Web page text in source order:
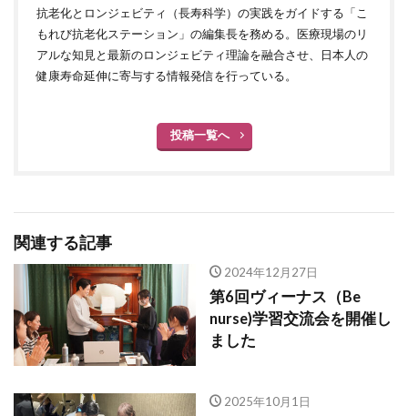
抗老化とロンジェビティ（長寿科学）の実践をガイドする「こ
もれび抗老化ステーション」の編集長を務める。医療現場のリ
アルな知見と最新のロンジェビティ理論を融合させ、日本人の
健康寿命延伸に寄与する情報発信を行っている。
投稿一覧へ
関連する記事
2024年12月27日
第6回ヴィーナス（Be
nurse)学習交流会を開催し
ました
2025年10月1日